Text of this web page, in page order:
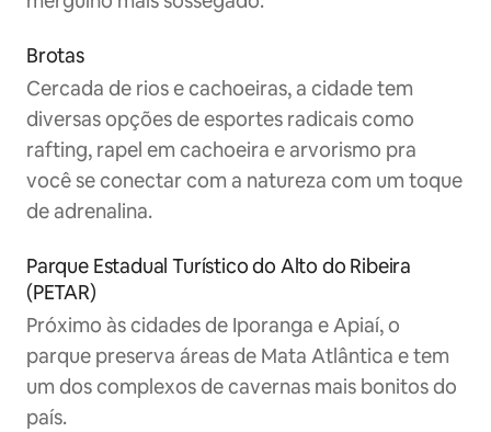
Brotas
Cercada de rios e cachoeiras, a cidade tem
diversas opções de esportes radicais como
rafting, rapel em cachoeira e arvorismo pra
você se conectar com a natureza com um toque
de adrenalina.
Parque Estadual Turístico do Alto do Ribeira
(PETAR)
Próximo às cidades de Iporanga e Apiaí, o
parque preserva áreas de Mata Atlântica e tem
um dos complexos de cavernas mais bonitos do
país.